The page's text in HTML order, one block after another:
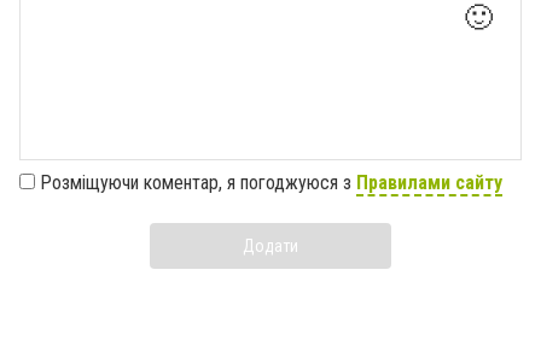
🙂
Розміщуючи коментар, я погоджуюся з Правилами сайту
Додати